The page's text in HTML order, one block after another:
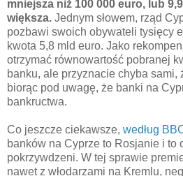
mniejsza niż 100 000 euro, lub
większa. Jednym słowem, rząd
pozbawi swoich obywateli tysięcy
kwota 5,8 mld euro. Jako
otrzymać równowartość pobranej
banku, ale przyznacie chyba sami,
biorąc pod uwagę, że banki na
bankructwa.
Co jeszcze ciekawsze, według
banków na Cyprze to Rosjanie i to
pokrzywdzeni. W tej sprawie
nawet z włodarzami na Kremlu,